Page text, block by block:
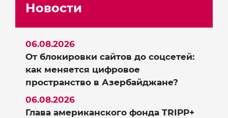
Новости
От блокировки сайтов до соцсетей:
как меняется цифровое
пространство в Азербайджане?
06.08.2026
Глава американского фонда TRIPP+
06.08.2026